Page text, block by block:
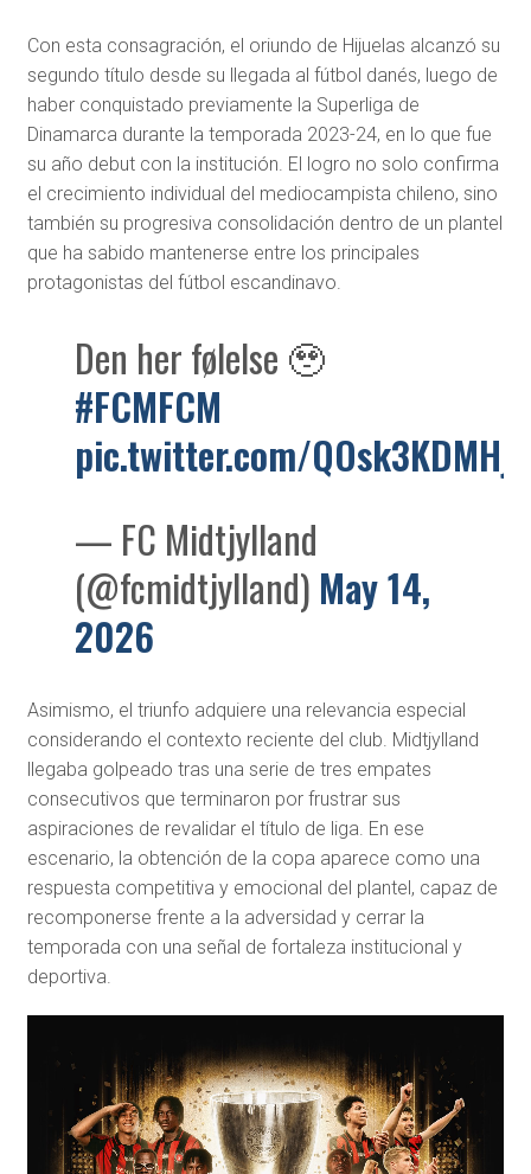
Con esta consagración, el oriundo de Hijuelas alcanzó su
segundo título desde su llegada al fútbol danés, luego de
haber conquistado previamente la Superliga de
Dinamarca durante la temporada 2023-24, en lo que fue
su año debut con la institución. El logro no solo confirma
el crecimiento individual del mediocampista chileno, sino
también su progresiva consolidación dentro de un plantel
que ha sabido mantenerse entre los principales
protagonistas del fútbol escandinavo.
Den her følelse 🥹
#FCMFCM
pic.twitter.com/QOsk3KDMHj
— FC Midtjylland
(@fcmidtjylland) May 14,
2026
Asimismo, el triunfo adquiere una relevancia especial
considerando el contexto reciente del club. Midtjylland
llegaba golpeado tras una serie de tres empates
consecutivos que terminaron por frustrar sus
aspiraciones de revalidar el título de liga. En ese
escenario, la obtención de la copa aparece como una
respuesta competitiva y emocional del plantel, capaz de
recomponerse frente a la adversidad y cerrar la
temporada con una señal de fortaleza institucional y
deportiva.